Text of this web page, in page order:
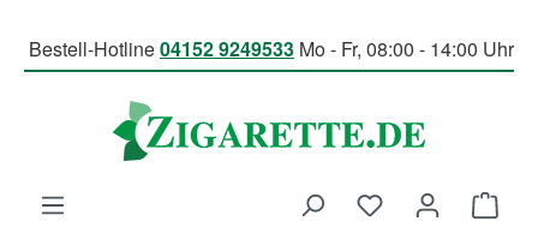
Bestell-Hotline04152 9249533 Mo - Fr, 08:00 - 14:00 Uhr
Du hast 0